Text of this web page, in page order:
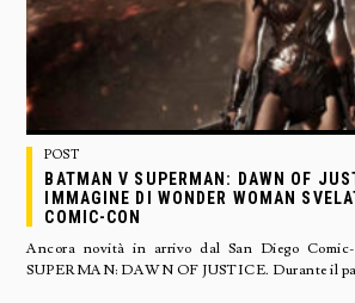
POST
BATMAN V SUPERMAN: DAWN OF
IMMAGINE DI WONDER WOMAN
COMIC-CON
Ancora novità in arrivo dal San Diego
SUPERMAN: DAWN OF JUSTICE. Durante il